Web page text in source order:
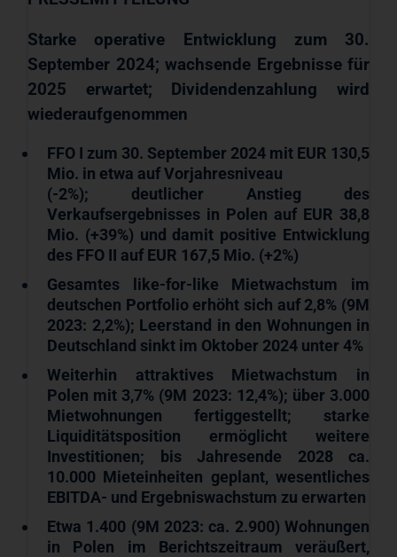
Starke operative Entwicklung zum 30.
September 2024; wachsende Ergebnisse für
2025 erwartet; Dividendenzahlung wird
wiederaufgenommen
FFO I zum 30. September 2024 mit EUR 130,5
Mio. in etwa auf Vorjahresniveau
(-2%); deutlicher Anstieg des
Verkaufsergebnisses in Polen auf EUR 38,8
Mio. (+39%) und damit positive Entwicklung
des FFO II auf EUR 167,5 Mio. (+2%)
Gesamtes like-for-like Mietwachstum im
deutschen Portfolio erhöht sich auf 2,8% (9M
2023: 2,2%); Leerstand in den Wohnungen in
Deutschland sinkt im Oktober 2024 unter 4%
Weiterhin attraktives Mietwachstum in
Polen mit 3,7% (9M 2023: 12,4%); über 3.000
Mietwohnungen fertiggestellt; starke
Liquiditätsposition ermöglicht weitere
Investitionen; bis Jahresende 2028 ca.
10.000 Mieteinheiten geplant, wesentliches
EBITDA- und Ergebniswachstum zu erwarten
Etwa 1.400 (9M 2023: ca. 2.900) Wohnungen
in Polen im Berichtszeitraum veräußert,